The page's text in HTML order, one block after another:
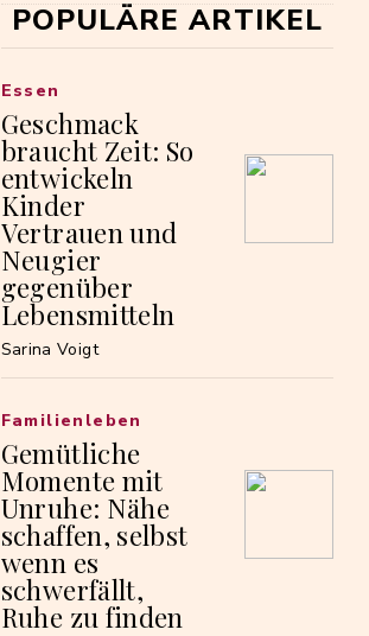
POPULÄRE ARTIKEL
Geschmack
braucht Zeit: So
entwickeln
Kinder
Vertrauen und
Neugier
gegenüber
Lebensmitteln
Essen
Sarina Voigt
Gemütliche
Momente mit
Unruhe: Nähe
schaffen, selbst
wenn es
schwerfällt,
Ruhe zu finden
Familienleben